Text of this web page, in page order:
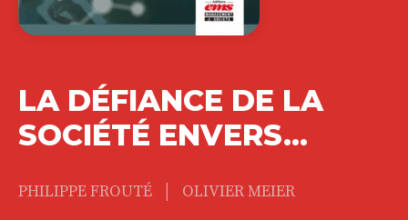
LA DÉFIANCE DE LA
SOCIÉTÉ ENVERS…
PHILIPPE FROUTÉ OLIVIER MEIER